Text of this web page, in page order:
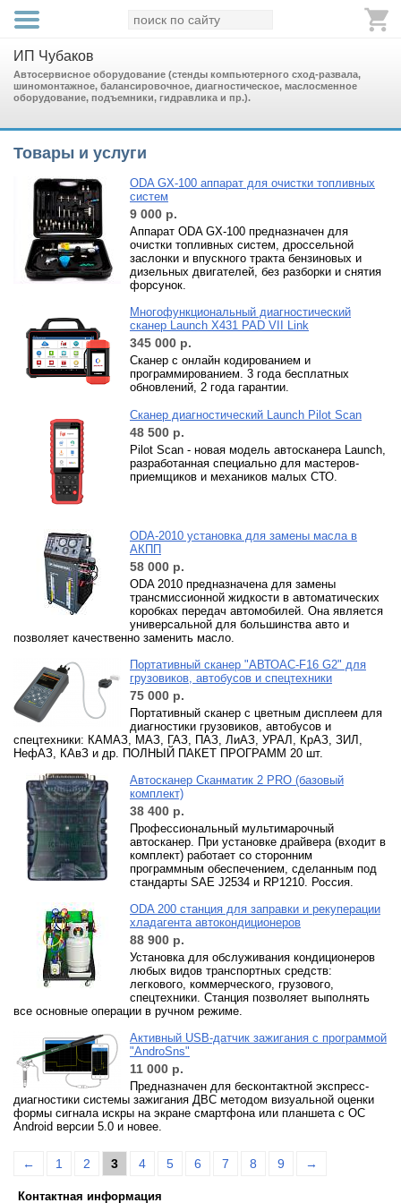
ИП Чубаков
Автосервисное оборудование (стенды компьютерного сход-развала,
шиномонтажное, балансировочное, диагностическое, маслосменное
оборудование, подъемники, гидравлика и пр.).
Товары и услуги
ODA GX-100 аппарат для очистки топливных
систем
9 000 р.
Аппарат ODA GX-100 предназначен для
очистки топливных систем, дроссельной
заслонки и впускного тракта бензиновых и
дизельных двигателей, без разборки и снятия
форсунок.
Многофункциональный диагностический
сканер Launch X431 PAD VII Link
345 000 р.
Сканер с онлайн кодированием и
программированием. 3 года бесплатных
обновлений, 2 года гарантии.
Сканер диагностический Launch Pilot Scan
48 500 р.
Pilot Scan - новая модель автосканера Launch,
разработанная специально для мастеров-
приемщиков и механиков малых СТО.
ODA-2010 установка для замены масла в
АКПП
58 000 р.
ODA 2010 предназначена для замены
трансмиссионной жидкости в автоматических
коробках передач автомобилей. Она является
универсальной для большинства авто и
позволяет качественно заменить масло.
Портативный сканер "АВТОАС-F16 G2" для
грузовиков, автобусов и спецтехники
75 000 р.
Портативный сканер с цветным дисплеем для
диагностики грузовиков, автобусов и
спецтехники: КАМАЗ, МАЗ, ГАЗ, ПАЗ, ЛиАЗ, УРАЛ, КрАЗ, ЗИЛ,
НефАЗ, КАвЗ и др. ПОЛНЫЙ ПАКЕТ ПРОГРАММ 20 шт.
Автосканер Сканматик 2 PRO (базовый
комплект)
38 400 р.
Профессиональный мультимарочный
автосканер. При установке драйвера (входит в
комплект) работает со сторонним
программным обеспечением, сделанным под
стандарты SAE J2534 и RP1210. Россия.
ODA 200 станция для заправки и рекуперации
хладагента автокондиционеров
88 900 р.
Установка для обслуживания кондиционеров
любых видов транспортных средств:
легкового, коммерческого, грузового,
спецтехники. Станция позволяет выполнять
все основные операции в ручном режиме.
Активный USB-датчик зажигания c программой
"AndroSns"
11 000 р.
Предназначен для бесконтактной экспресс-
диагностики системы зажигания ДВС методом визуальной оценки
формы сигнала искры на экране смартфона или планшета с ОС
Android версии 5.0 и новее.
← 1 2 3 4 5 6 7 8 9 →
Контактная информация